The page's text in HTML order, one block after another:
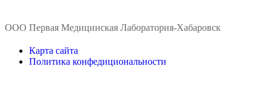
ООО Первая Медицинская Лаборатория-Хабаровск
Карта сайта
Политика конфедициональности